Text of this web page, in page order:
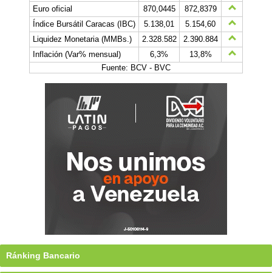
Euro oficial
870,0445
872,8379
Índice Bursátil Caracas (IBC)
5.138,01
5.154,60
Liquidez Monetaria (MMBs.)
2.328.582
2.390.884
Inflación (Var% mensual)
6,3%
13,8%
Fuente: BCV - BVC
Ránking Bancario